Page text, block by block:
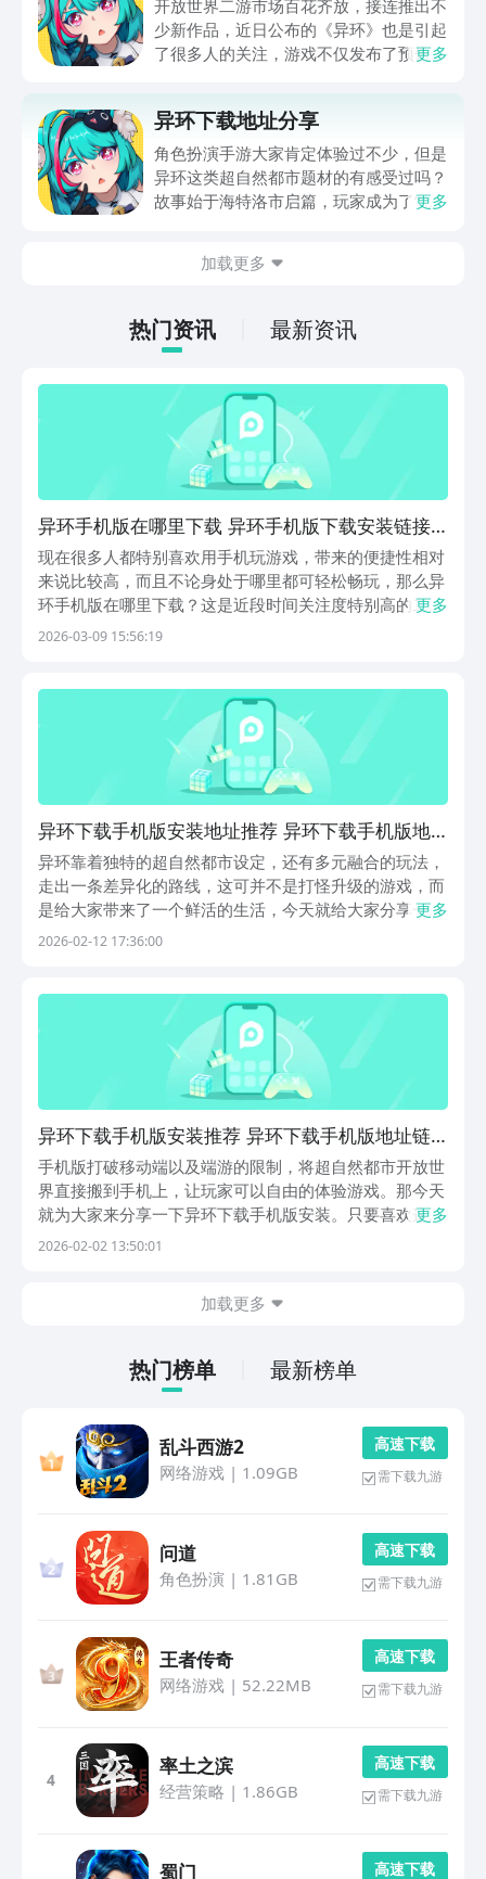
开放世界二游市场百花齐放，接连推出不
少新作品，近日公布的《异环》也是引起
了很多人的关注，游戏不仅发布了预告和
就给大家分享最新异环预约地址，并简单
聊一聊这款游戏的玩法亮点。
更多
异环下载地址分享
角色扮演手游大家肯定体验过不少，但是
异环这类超自然都市题材的有感受过吗？
故事始于海特洛市启篇，玩家成为了“异
界的一份子，和个性迥异，但是能力非凡
预约下载吧。
更多
加载更多
热门资讯 最新资讯
异环手机版在哪里下载 异环手机版下载安装链接
介绍
现在很多人都特别喜欢用手机玩游戏，带来的便捷性相对
来说比较高，而且不论身处于哪里都可轻松畅玩，那么异
环手机版在哪里下载？这是近段时间关注度特别高的二次
元游戏，开放世界的玩法在大都市场景中，大家来探索或
【异...
更多
2026-03-09 15:56:19
异环下载手机版安装地址推荐 异环下载手机版地
址链接
异环靠着独特的超自然都市设定，还有多元融合的玩法，
走出一条差异化的路线，这可并不是打怪升级的游戏，而
是给大家带来了一个鲜活的生活，今天就给大家分享一下
异环下载手机版安装地址。只要是想下载这款游戏，都可
#《《《...
更多
2026-02-12 17:36:00
异环下载手机版安装推荐 异环下载手机版地址链
接
手机版打破移动端以及端游的限制，将超自然都市开放世
界直接搬到手机上，让玩家可以自由的体验游戏。那今天
就为大家来分享一下异环下载手机版安装。只要喜欢这款
游戏，都应该了解一下游戏的下载地址，以及趣味性的玩
更多
2026-02-02 13:50:01
加载更多
热门榜单 最新榜单
乱斗西游2
网络游戏| 1.09GB
高 速 下 载
需下载九游
问道
角色扮演 | 1.81GB
高 速 下 载
需下载九游
王者传奇
网络游戏| 52.22MB
高 速 下 载
需下载九游
4
率土之滨
经营策略 | 1.86GB
高 速 下 载
需下载九游
蜀门 高 速 下 载